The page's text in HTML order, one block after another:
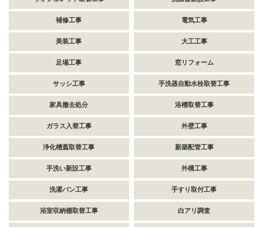
補修工事 電気工事
美装工事 大工工事
足場工事 窓リフォーム
サッシ工事 手洗器自動水栓取替工事
家具撤去処分 浴槽取替工事
ガラス入替工事 外壁工事
浄化槽蓋取替工事 新築配管工事
手洗い新設工事 外構工事
洗濯パン工事 手すり取付工事
浴室収納棚取替工事 白アリ調査